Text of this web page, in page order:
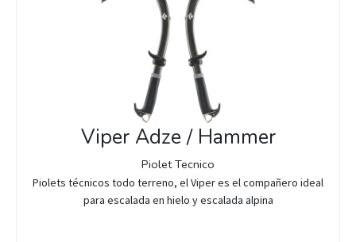
Viper Adze / Hammer
Piolet Tecnico
Piolets técnicos todo terreno, el Viper es el compañero ideal
para escalada en hielo y escalada alpina